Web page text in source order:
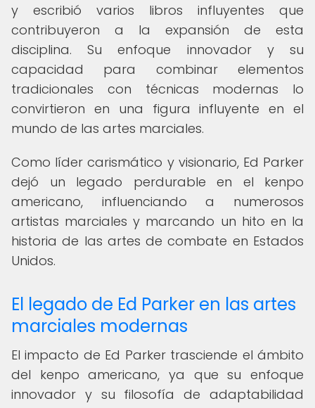
y escribió varios libros influyentes que
contribuyeron a la expansión de esta
disciplina. Su enfoque innovador y su
capacidad para combinar elementos
tradicionales con técnicas modernas lo
convirtieron en una figura influyente en el
mundo de las artes marciales.
Como líder carismático y visionario, Ed Parker
dejó un legado perdurable en el kenpo
americano, influenciando a numerosos
artistas marciales y marcando un hito en la
historia de las artes de combate en Estados
Unidos.
El legado de Ed Parker en las artes
marciales modernas
El impacto de Ed Parker trasciende el ámbito
del kenpo americano, ya que su enfoque
innovador y su filosofía de adaptabilidad